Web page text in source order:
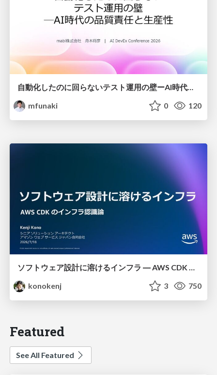
mfunaki
0 120
ソフトウェア設計に溶けるインフラ ― AWS CDK のインフラ認識論
konokenj
3 750
Featured
See All Featured